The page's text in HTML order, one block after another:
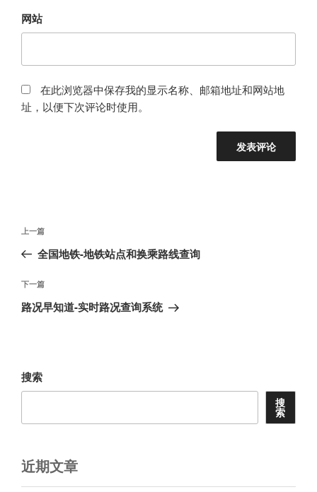
网站
在此浏览器中保存我的显示名称、邮箱地址和网站地
址，以便下次评论时使用。
文
导
航
上
一
文
章
上一篇
全国地铁-地铁站点和换乘路线查询
下
一
下一篇
路况早知道-实时路况查询系统
搜索
搜
索
近期文章